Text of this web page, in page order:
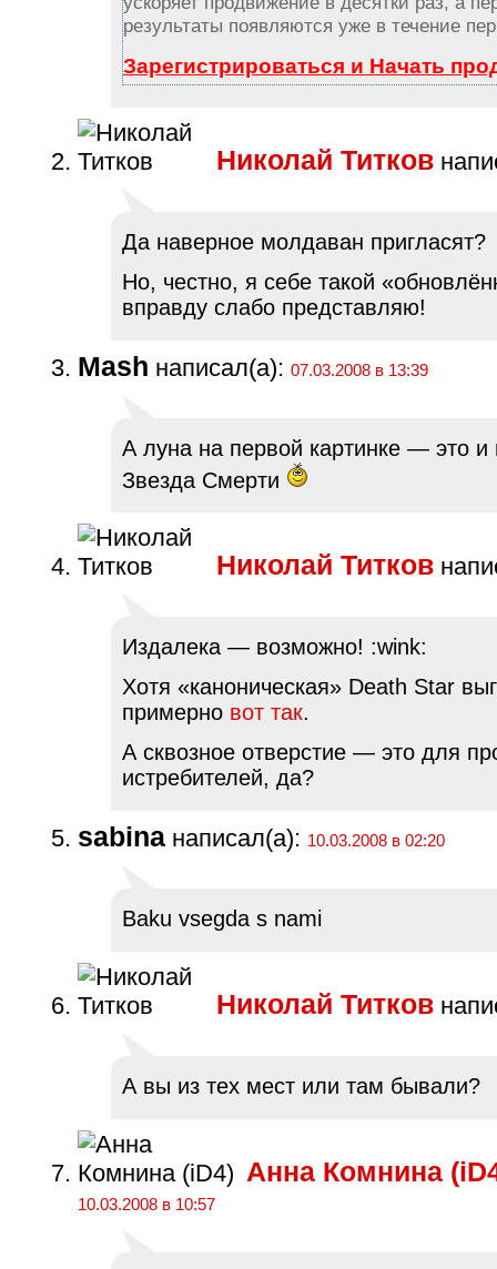
результаты появляются уже в течение
Зарегистрироваться и Начать
Николай Титков
Да наверное молдаван пригласят?
Но, честно, я себе такой
вправду слабо представляю!
Mash написал(а): 07.03.2008 в 13:39
А луна на первой картинке — это и
Звезда Смерти
Николай Титков
Издалека — возможно! :wink:
Хотя «каноническая» Death Star
примерно вот так.
А сквозное отверстие — это для
истребителей, да?
sabina написал(а): 10.03.2008 в 02:20
Baku vsegda s nami
Николай Титков
А вы из тех мест или там бывали?
Анна Комнина
10.03.2008 в 10:57